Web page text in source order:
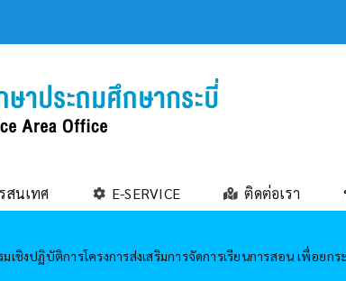
สนเทศ E-SERVICE ติดต่อเรา
ชิงปฏิบัติการโครงการส่งเสริมการจัดการเรียนการสอน เพื่อยกร